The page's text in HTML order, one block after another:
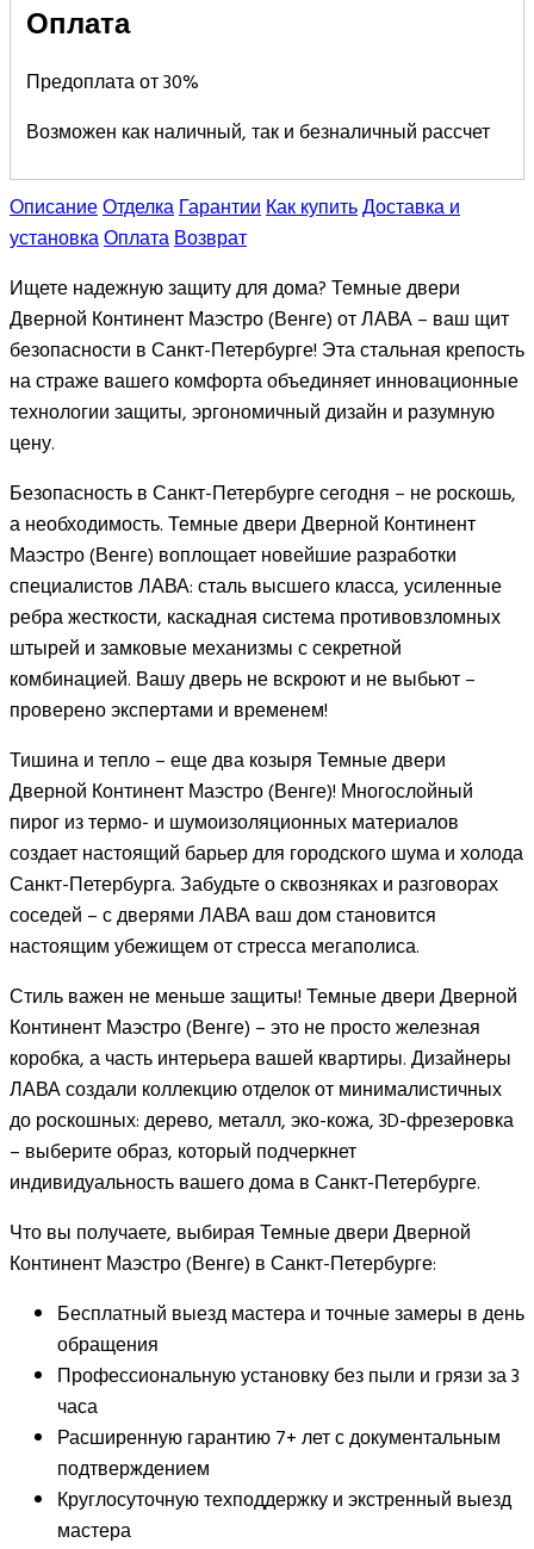
Оплата
Предоплата от 30%
Возможен как наличный, так и безналичный рассчет
ОписаниеОтделкаГарантииКак купитьДоставка и
установкаОплатаВозврат
Ищете надежную защиту для дома? Темные двери
Дверной Континент Маэстро (Венге) от ЛАВА – ваш щит
безопасности в Санкт-Петербурге! Эта стальная крепость
на страже вашего комфорта объединяет инновационные
технологии защиты, эргономичный дизайн и разумную
цену.
Безопасность в Санкт-Петербурге сегодня – не роскошь,
а необходимость. Темные двери Дверной Континент
Маэстро (Венге) воплощает новейшие разработки
специалистов ЛАВА: сталь высшего класса, усиленные
ребра жесткости, каскадная система противовзломных
штырей и замковые механизмы с секретной
комбинацией. Вашу дверь не вскроют и не выбьют –
проверено экспертами и временем!
Тишина и тепло – еще два козыря Темные двери
Дверной Континент Маэстро (Венге)! Многослойный
пирог из термо- и шумоизоляционных материалов
создает настоящий барьер для городского шума и холода
Санкт-Петербурга. Забудьте о сквозняках и разговорах
соседей – с дверями ЛАВА ваш дом становится
настоящим убежищем от стресса мегаполиса.
Стиль важен не меньше защиты! Темные двери Дверной
Континент Маэстро (Венге) – это не просто железная
коробка, а часть интерьера вашей квартиры. Дизайнеры
ЛАВА создали коллекцию отделок от минималистичных
до роскошных: дерево, металл, эко-кожа, 3D-фрезеровка
– выберите образ, который подчеркнет
индивидуальность вашего дома в Санкт-Петербурге.
Что вы получаете, выбирая Темные двери Дверной
Континент Маэстро (Венге) в Санкт-Петербурге:
Бесплатный выезд мастера и точные замеры в день
обращения
Профессиональную установку без пыли и грязи за 3
часа
Расширенную гарантию 7+ лет с документальным
подтверждением
Круглосуточную техподдержку и экстренный выезд
мастера